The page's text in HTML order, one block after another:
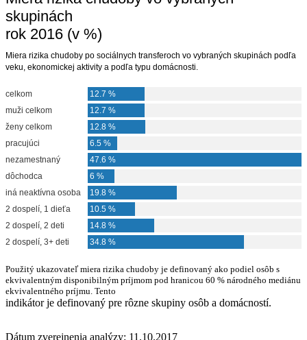
Použitý ukazovateľ miera rizika chudoby je definovaný ako podiel osôb s
ekvivalentným disponibilným príjmom pod hranicou 60 % národného mediánu
ekvivalentného príjmu. Tento
indikátor je definovaný pre rôzne skupiny osôb a domácností.
Dátum zverejnenia analýzy: 11.10.2017